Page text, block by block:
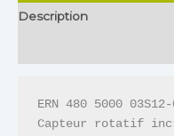
Description
ERN 480 5000
Capteur rotatif